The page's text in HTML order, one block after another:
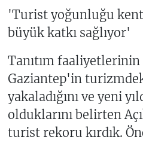
'Turist yoğunluğu
büyük katkı sağlıyor'
Tanıtım faaliyetlerinin
Gaziantep'in
yakaladığını ve yeni
olduklarını belirten
turist rekoru kırdık.